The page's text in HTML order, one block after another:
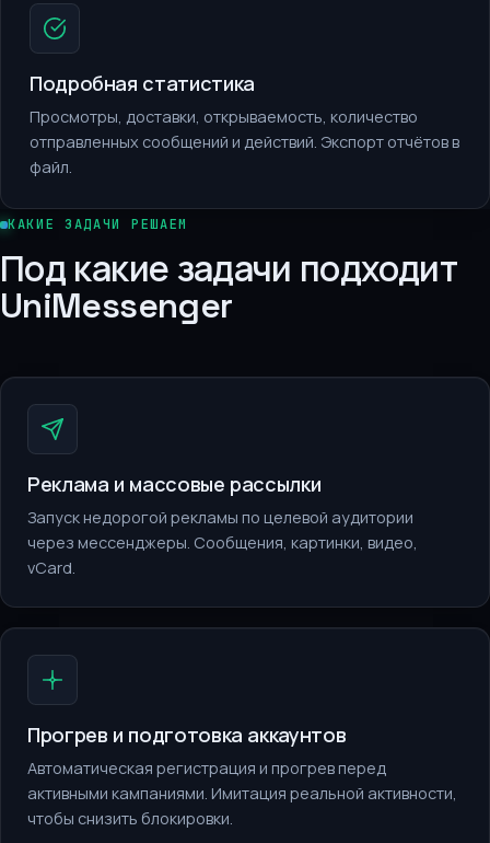
Подробная статистика
Просмотры, доставки, открываемость, количество
отправленных сообщений и действий. Экспорт отчётов в
файл.
КАКИЕ ЗАДАЧИ РЕШАЕМ
Под какие задачи подходит
UniMessenger
Реклама и массовые рассылки
Запуск недорогой рекламы по целевой аудитории
через мессенджеры. Сообщения, картинки, видео,
vCard.
Прогрев и подготовка аккаунтов
Автоматическая регистрация и прогрев перед
активными кампаниями. Имитация реальной активности,
чтобы снизить блокировки.